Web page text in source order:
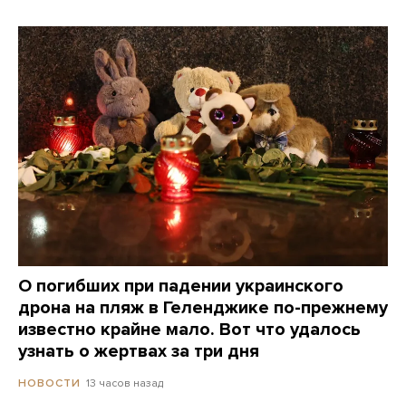
О погибших при падении украинского
дрона на пляж в Геленджике по-прежнему
известно крайне мало. Вот что удалось
узнать о жертвах за три дня
НОВОСТИ 13 часов назад